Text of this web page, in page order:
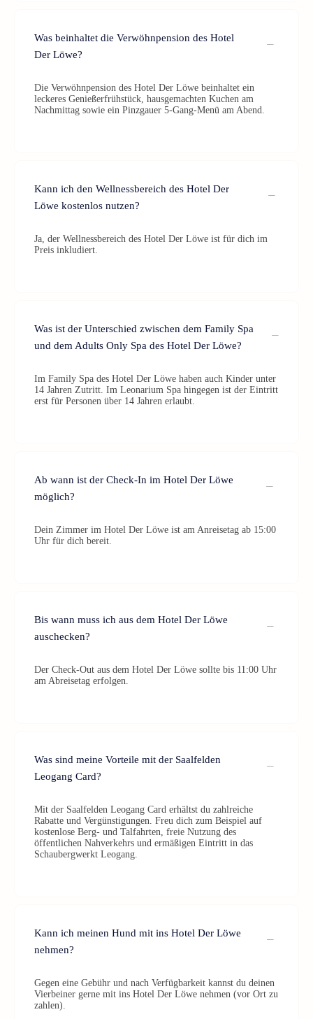
Was beinhaltet die Verwöhnpension des Hotel
Der Löwe?
Die Verwöhnpension des Hotel Der Löwe beinhaltet ein
leckeres Genießerfrühstück, hausgemachten Kuchen am
Nachmittag sowie ein Pinzgauer 5-Gang-Menü am Abend.
Kann ich den Wellnessbereich des Hotel Der
Löwe kostenlos nutzen?
Ja, der Wellnessbereich des Hotel Der Löwe ist für dich im
Preis inkludiert.
Was ist der Unterschied zwischen dem Family Spa
und dem Adults Only Spa des Hotel Der Löwe?
Im Family Spa des Hotel Der Löwe haben auch Kinder unter
14 Jahren Zutritt. Im Leonarium Spa hingegen ist der Eintritt
erst für Personen über 14 Jahren erlaubt.
Ab wann ist der Check-In im Hotel Der Löwe
möglich?
Dein Zimmer im Hotel Der Löwe ist am Anreisetag ab 15:00
Uhr für dich bereit.
Bis wann muss ich aus dem Hotel Der Löwe
auschecken?
Der Check-Out aus dem Hotel Der Löwe sollte bis 11:00 Uhr
am Abreisetag erfolgen.
Was sind meine Vorteile mit der Saalfelden
Leogang Card?
Mit der Saalfelden Leogang Card erhältst du zahlreiche
Rabatte und Vergünstigungen. Freu dich zum Beispiel auf
kostenlose Berg- und Talfahrten, freie Nutzung des
öffentlichen Nahverkehrs und ermäßigen Eintritt in das
Schaubergwerkt Leogang.
Kann ich meinen Hund mit ins Hotel Der Löwe
nehmen?
Gegen eine Gebühr und nach Verfügbarkeit kannst du deinen
Vierbeiner gerne mit ins Hotel Der Löwe nehmen (vor Ort zu
zahlen).